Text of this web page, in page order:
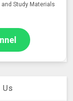
and Study Materials
Us